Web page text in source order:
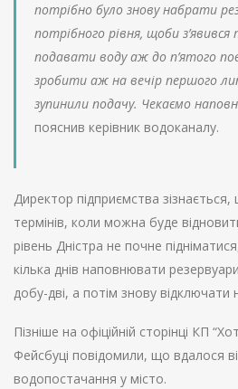
потрібно було знову набрати
потрібного рівня, щоби
подавати воду аж до п’ятого
зробити аж на вечір першого
зупинили подачу. Чекаємо
пояснив керівник водоканалу.
Директор підприємства
термінів, коли можна буде
рівень Дністра не почне
кілька днів наповнювати
добу-дві, а потім знову відключати
Пізніше на офіційній сторінці КП
Фейсбуці повідомили, що вдалося
водопостачання у місто.